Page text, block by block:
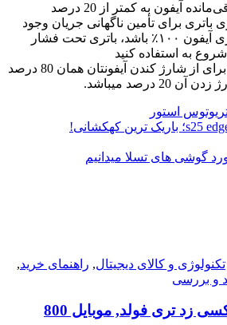
زمانی که درصد شارژ باقی‌مانده آیفون به کمتر از 20 درصد
برای تأمین ناگهانی جریان وجود
دارد.زمانی که درصد باتری آیفون ۱۰۰٪ باشد، باتری تحت فشار
به استفاده کنید
میتوان گفت بهترین تایم برای از شارژ کندن آیفونتان همان 80 درصد
درصد میباشد.
وتوس استور
گوشی های تسلا میدانیم
تکنولوژی و کالای دیجیتال, راهنمای خرید,
و بررسی
نگاهی اجمالی به گلکسی زد تری فولد, موبایل 800